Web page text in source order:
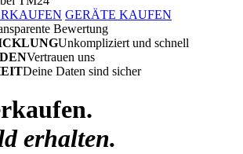
GERÄTE KAUFEN
Bewertung
Unkompliziert und schnell
Vertrauen uns
Deine Daten sind sicher
erhalten.